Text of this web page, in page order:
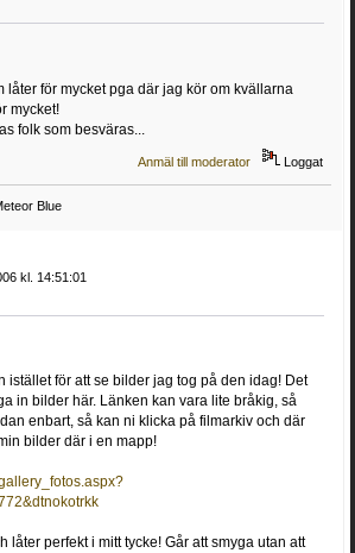
låter för mycket pga där jag kör om kvällarna
mycket!
folk som besväras...
Anmäl till moderator Loggat
Blue
kl. 14:51:01
istället för att se bilder jag tog på den idag! Det
in bilder här. Länken kan vara lite bråkig, så
enbart, så kan ni klicka på filmarkiv och där
bilder där i en mapp!
låter perfekt i mitt tycke! Går att smyga utan att